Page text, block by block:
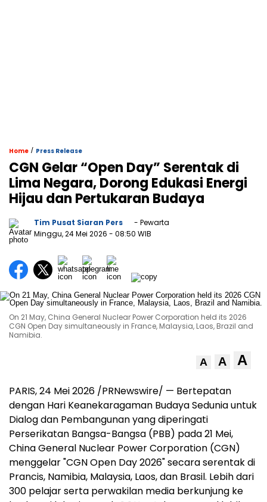
Home / Press Release
CGN Gelar “Open Day” Serentak di
Lima Negara, Dorong Edukasi Energi
Hijau dan Pertukaran Budaya
Tim Pusat Siaran Pers
- Pewarta
Minggu, 24 Mei 2026 - 08:50 WIB
On 21 May, China General Nuclear Power Corporation held its 2026
CGN Open Day simultaneously in France, Malaysia, Laos, Brazil and
Namibia.
A A A
PARIS, 24 Mei 2026 /PRNewswire/ — Bertepatan
dengan Hari Keanekaragaman Budaya Sedunia untuk
Dialog dan Pembangunan yang diperingati
Perserikatan Bangsa-Bangsa (PBB) pada 21 Mei,
China General Nuclear Power Corporation (CGN)
menggelar "CGN Open Day 2026" secara serentak di
Prancis, Namibia, Malaysia, Laos, dan Brasil. Lebih dari
300 pelajar serta perwakilan media berkunjung ke